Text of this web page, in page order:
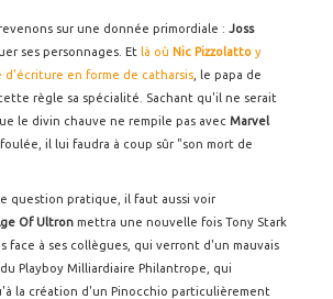
sur une donnée primordiale : Joss
ses personnages. Et là où Nic Pizzolatto y
en forme de catharsis , le papa de
règle sa spécialité. Sachant qu'il ne serait
le divin chauve ne rempile pas avec Marvel
il lui faudra à coup sûr "son mort de
question pratique, il faut aussi voir
Of Ultron mettra une nouvelle fois Tony Stark
face à ses collègues, qui verront d'un mauvais
Playboy Milliardiaire Philantrope, qui
la création d'un Pinocchio particulièrement